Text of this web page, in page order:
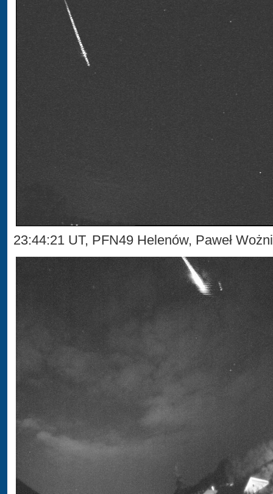
23:44:21 UT, PFN49 Helenów, Paweł